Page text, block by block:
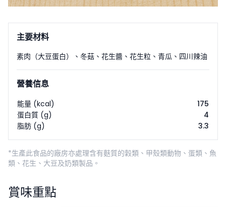
主要材料
素肉（大豆蛋白） 、 冬菇 、 花生醬 、 花生粒 、 青瓜 、 四川辣油
營養信息
能量 (kcal)
175
蛋白質 (g)
4
脂肪 (g)
3.3
*生產此食品的廠房亦處理含有麩質的穀類、甲殼類動物、蛋類、魚
類、花生、大豆及奶類製品。
賞味重點